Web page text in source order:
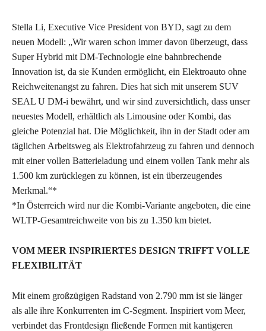
Stella Li, Executive Vice President von BYD, sagt zu dem
neuen Modell: „Wir waren schon immer davon überzeugt, dass
Super Hybrid mit DM-Technologie eine bahnbrechende
Innovation ist, da sie Kunden ermöglicht, ein Elektroauto ohne
Reichweitenangst zu fahren. Dies hat sich mit unserem SUV
SEAL U DM-i bewährt, und wir sind zuversichtlich, dass unser
neuestes Modell, erhältlich als Limousine oder Kombi, das
gleiche Potenzial hat. Die Möglichkeit, ihn in der Stadt oder am
täglichen Arbeitsweg als Elektrofahrzeug zu fahren und dennoch
mit einer vollen Batterieladung und einem vollen Tank mehr als
1.500 km zurücklegen zu können, ist ein überzeugendes
Merkmal.“*
*In Österreich wird nur die Kombi-Variante angeboten, die eine
WLTP-Gesamtreichweite von bis zu 1.350 km bietet.
VOM MEER INSPIRIERTES DESIGN TRIFFT VOLLE
FLEXIBILITÄT
Mit einem großzügigen Radstand von 2.790 mm ist sie länger
als alle ihre Konkurrenten im C-Segment. Inspiriert vom Meer,
verbindet das Frontdesign fließende Formen mit kantigeren